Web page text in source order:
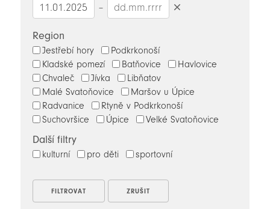
–
Region
Jestřebí hory
Podkrkonoší
Kladské pomezí
Batňovice
Havlovice
Chvaleč
Jívka
Libňatov
Malé Svatoňovice
Maršov u Úpice
Radvanice
Rtyně v Podkrkonoší
Suchovršice
Úpice Velké Svatoňovice
Další filtry
kulturní pro děti sportovní